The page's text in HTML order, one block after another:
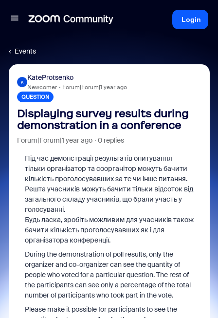
Login
Events
K
KateProtsenko
Newcomer Forum|Forum|1 year ago
QUESTION
Displaying survey results during
demonstration in a conference
Forum|Forum|1 year ago 0 replies
Під час демонстрації результатів опитування
тільки організатор та соорганітор можуть бачити
кількість проголосувавших за те чи інше питання.
Решта учасників можуть бачити тільки відсоток від
загального складу учасників, що брали участь у
голосуванні.
Будь ласка, зробіть можливим для учасників також
бачити кількість проголосувавших як і для
організатора конференції.
During the demonstration of poll results, only the
organizer and co-organizer can see the quantityof
people who voted for a particular question. The rest of
the participants can see only a percentage of the total
number of participants who took part in the vote.
Please make it possible for participants to see the